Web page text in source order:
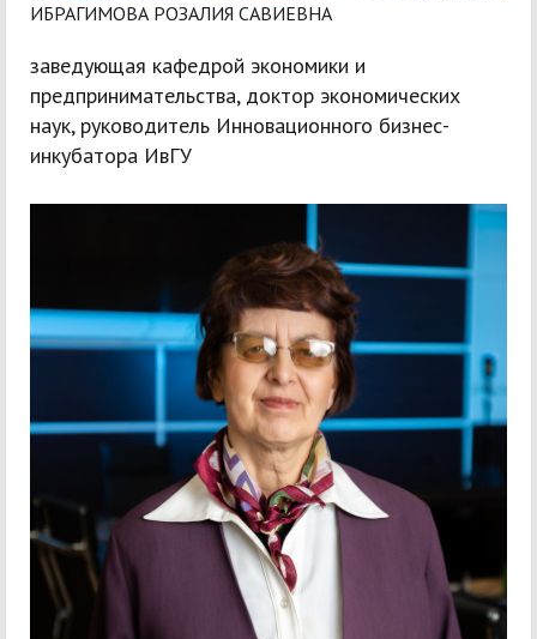
ИБРАГИМОВА РОЗАЛИЯ САВИЕВНА
заведующая кафедрой экономики и
предпринимательства, доктор экономических
наук, руководитель Инновационного бизнес-
инкубатора ИвГУ